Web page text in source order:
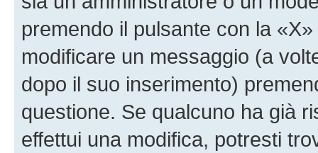
premendo il pulsante con la
modificare un messaggio (a
dopo il suo inserimento)
questione. Se qualcuno ha già
effettui una modifica, potresti